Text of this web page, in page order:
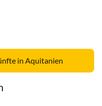
in Aquitanien